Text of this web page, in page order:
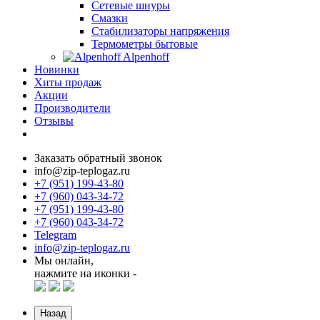
Сетевые шнуры
Смазки
Стабилизаторы напряжения
Термометры бытовые
Alpenhoff
Новинки
Хиты продаж
Акции
Производители
Отзывы
Заказать обратный звонок
info@zip-teplogaz.ru
+7 (951) 199-43-80
+7 (960) 043-34-72
+7 (951) 199-43-80
+7 (960) 043-34-72
Telegram
info@zip-teplogaz.ru
Мы онлайн,
нажмите на иконки -
Назад